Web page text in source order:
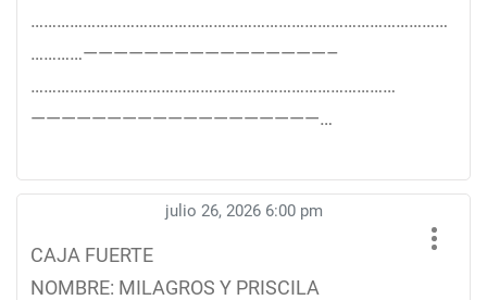
……………………………………………………………………………………
…………————————————————–
…………………………………………………………………………
———————————————————…
julio 26, 2026 6:00 pm
CAJA FUERTE
NOMBRE: MILAGROS Y PRISCILA